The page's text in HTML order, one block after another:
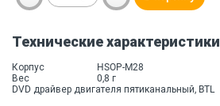
Технические характеристики
Корпус
HSOP-M28
Вес
0,8 г
DVD драйвер двигателя пятиканальный, BTL